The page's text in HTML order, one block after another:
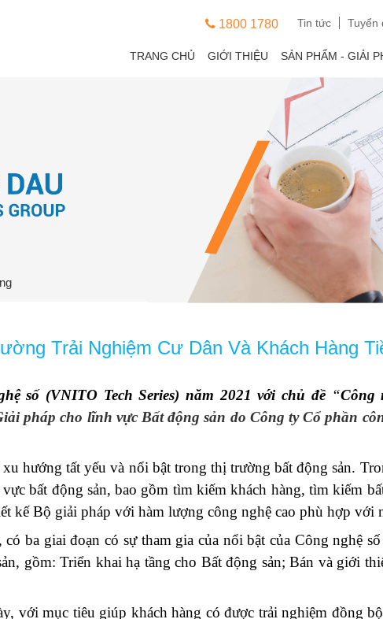
1800 1780 Tin tức Tuyển
TRANG CHỦ GIỚI THIỆU SẢN PHẨM - GIẢI
Trải Nghiệm Cư Dân Và Khách Hàng
số (VNITO Tech Series) năm 2021 với chủ đề “Công
pháp cho lĩnh vực Bất động sản do Công ty Cổ phần
hướng tất yếu và nổi bật trong thị trường bất động sản.
bất động sản, bao gồm tìm kiếm khách hàng, tìm kiếm
kế Bộ giải pháp với hàm lượng công nghệ cao phù hợp với
ba giai đoạn có sự tham gia của nổi bật của Công nghệ
gồm: Triển khai hạ tầng cho Bất động sản; Bán và giới
với mục tiêu giúp khách hàng có được trải nghiệm đồng